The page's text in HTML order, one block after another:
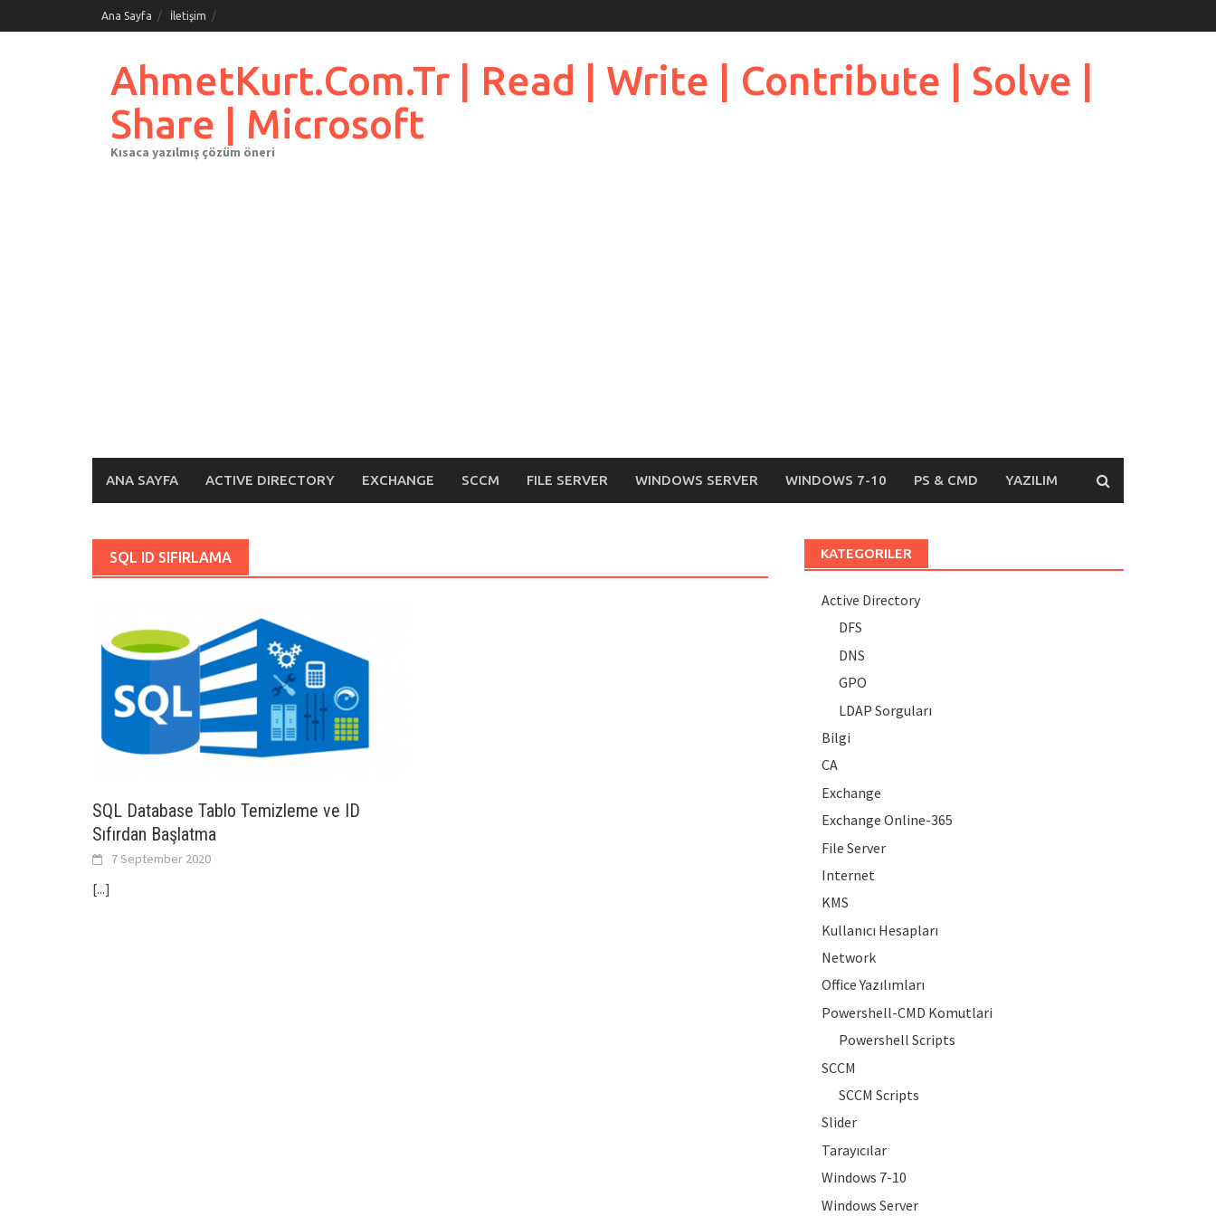
to
Ana Sayfa İletişim
AhmetKurt.Com.Tr | Read | Write | Contribute | Solve |
Share | Microsoft
Kısaca yazılmış çözüm öneri
ANA SAYFA ACTIVE DIRECTORY EXCHANGE SCCM FILE SERVER WINDOWS SERVER WINDOWS 7-10 PS & CMD YAZILIM
SQL ID SIFIRLAMA
SQL Database Tablo Temizleme ve ID
Sıfırdan Başlatma
7 September 2020
[...]
KATEGORILER
Active Directory
DFS
DNS
GPO
LDAP Sorguları
Bilgi
CA
Exchange
Exchange Online-365
File Server
Internet
KMS
Kullanıcı Hesapları
Network
Office Yazılımları
Powershell-CMD Komutlari
Powershell Scripts
SCCM
SCCM Scripts
Slider
Tarayıcılar
Windows 7-10
Windows Server